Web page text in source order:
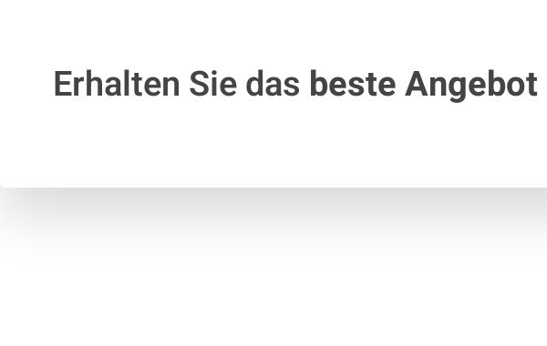
Erhalten Sie das beste Angebot